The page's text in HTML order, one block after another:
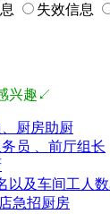
失效信息
兴趣↙
厨房助厨
员 、前厅组长
以及车间工人数
急招厨房